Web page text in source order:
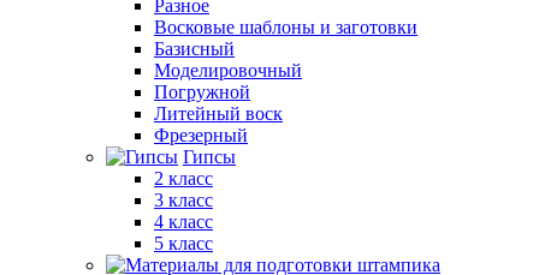
Разное
Восковые шаблоны и заготовки
Базисный
Моделировочный
Погружной
Литейный воск
Фрезерный
Гипсы
2 класс
3 класс
4 класс
5 класс